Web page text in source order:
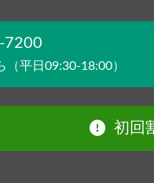
7200
平日09:30-18:00）
初回